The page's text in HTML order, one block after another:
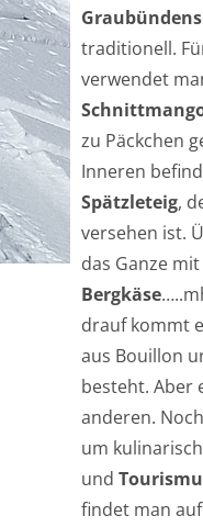
Graubündens
traditionell.
verwendet
zu Päckchen
Inneren
Spätzleteig,
versehen ist.
das Ganze mit
Bergkäse
drauf kommt
aus Bouillon
besteht. Aber
anderen.
um
und
findet man